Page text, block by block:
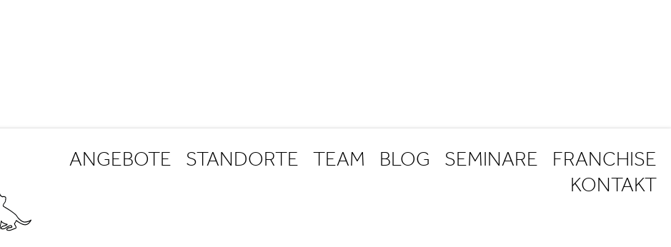
ANGEBOTE STANDORTE TEAM BLOG SEMINARE
FRANCHISE
KONTAKT